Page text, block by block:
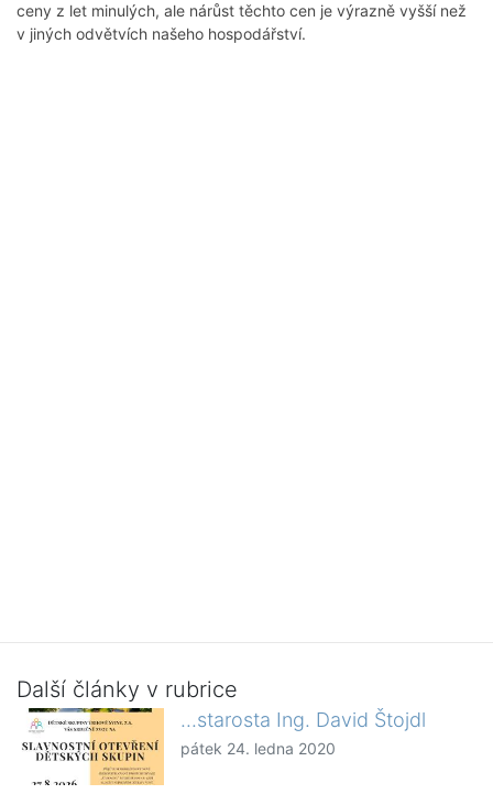
ceny z let minulých, ale nárůst těchto cen je výrazně vyšší než
v jiných odvětvích našeho hospodářství.
Další články v rubrice
...starosta Ing. David Štojdl
pátek 24. ledna 2020